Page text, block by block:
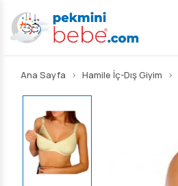
Ana Sayfa Hamile İç-Dış Giyim